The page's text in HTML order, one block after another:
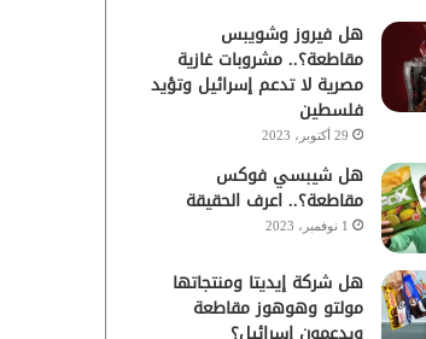
هل فيروز وشويبس
مقاطعة؟.. مشروبات غازية
مصرية لا تدعم إسرائيل وتؤيد
فلسطين
29 أكتوبر، 2023
هل شيبسي فوكس
مقاطعة؟.. اعرف الحقيقة
1 نوفمبر، 2023
هل شركة إيديتا ومنتجاتها
مولتو وهوهوز مقاطعة